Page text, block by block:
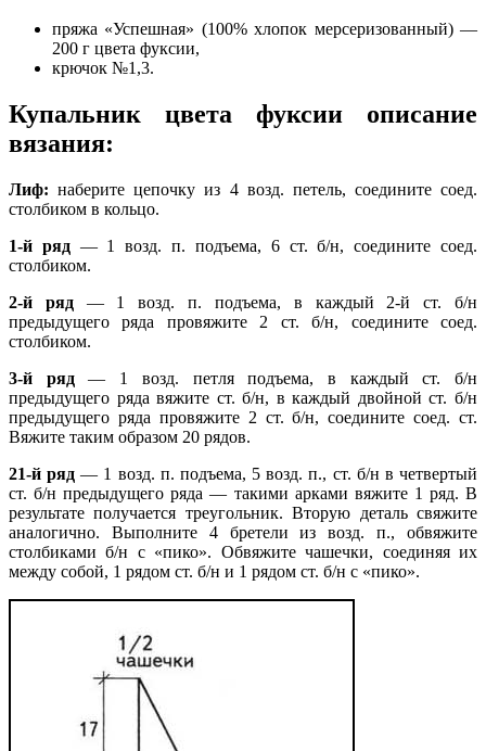
пряжа «Успешная» (100% хлопок мерсеризованный) —
200 г цвета фук­сии,
крючок №1,3.
Купальник цвета фуксии описание
вязания:
Лиф: наберите цепочку из 4 возд. петель, соедините соед.
столбиком в кольцо.
1-й ряд— 1 возд. п. подъема, 6 ст. б/н, соедините соед.
столбиком.
2-й ряд— 1 возд. п. подъема, в каждый 2-й ст. б/н
предыдущего ряда провяжите 2 ст. б/н, соедините соед.
столбиком.
3-й ряд— 1 возд. петля подъема, в каждый ст. б/н
предыдущего ряда вяжите ст. б/н, в каждый двойной ст. б/н
предыдущего ряда провяжите 2 ст. б/н, соедините соед. ст.
Вяжите таким образом 20 рядов.
21-й ряд — 1 возд. п. подъема, 5 возд. п., ст. б/н в четвертый
ст. б/н предыдущего ряда — такими арками вяжите 1 ряд. В
результате получается треугольник. Вторую деталь свяжите
аналогично. Выполните 4 бретели из возд. п., обвяжите
столбиками б/н с «пико». Обвяжите чашечки, соединяя их
между собой, 1 рядом ст. б/н и 1 рядом ст. б/н с «пико».